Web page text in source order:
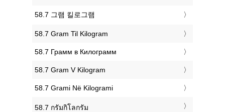
‎58.7 그램 킬로그램
‎58.7 Gram Til Kilogram
‎58.7 Грамм в Килограмм
‎58.7 Gram V Kilogram
‎58.7 Grami Në Kilogrami
‎58.7 กรัมกิโลกรัม